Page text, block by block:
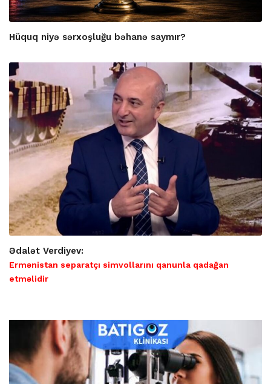
Hüquq niyə sərxoşluğu bəhanə saymır?
Ədalət Verdiyev:
Ermənistan separatçı simvollarını qanunla qadağan
etməlidir